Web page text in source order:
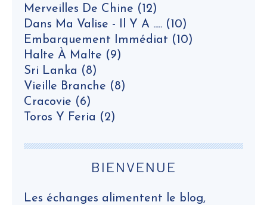
Merveilles De Chine (12)
Dans Ma Valise - Il Y A ..... (10)
Embarquement Immédiat (10)
Halte À Malte (9)
Sri Lanka (8)
Vieille Branche (8)
Cracovie (6)
Toros Y Feria (2)
BIENVENUE
Les échanges alimentent le blog,